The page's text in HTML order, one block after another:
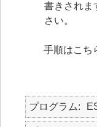
書きされま
さい。
手順はこち
プログラム